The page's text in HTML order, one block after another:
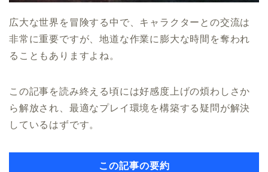
広大な世界を冒険する中で、キャラクターとの交流は
非常に重要ですが、地道な作業に膨大な時間を奪われ
ることもありますよね。
この記事を読み終える頃には好感度上げの煩わしさか
ら解放され、最適なプレイ環境を構築する疑問が解決
しているはずです。
この記事の要約